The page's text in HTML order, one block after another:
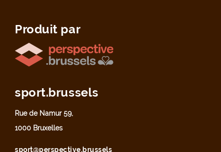
Produit par
sport.brussels
Rue de Namur 59,
1000 Bruxelles
sport@perspective.brussels